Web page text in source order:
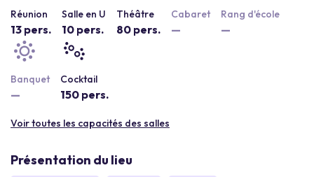
Réunion
13 pers.
Salle en U
10 pers.
Théâtre
80 pers.
Cabaret
—
Rang d'école
—
Banquet
—
Cocktail
150 pers.
Voir toutes les capacités des salles
Présentation du lieu